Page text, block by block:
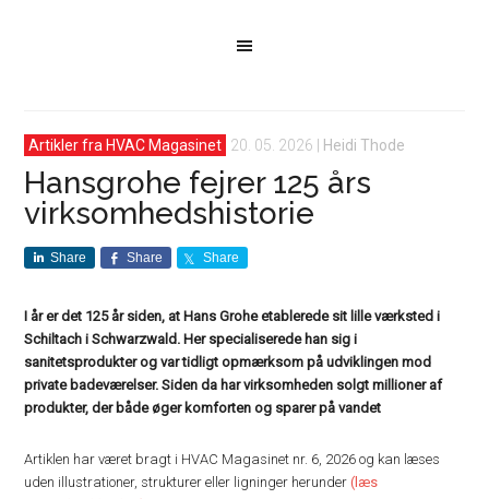
Artikler fra HVAC Magasinet 20. 05. 2026 Heidi Thode
Hansgrohe fejrer 125 års
virksomhedshistorie
Share Share Share
I år er det 125 år siden, at Hans Grohe etablerede sit lille værksted i
Schiltach i Schwarzwald. Her specialiserede han sig i
sanitetsprodukter og var tidligt opmærksom på udviklingen mod
private badeværelser. Siden da har virksomheden solgt millioner af
produkter, der både øger komforten og sparer på vandet
Artiklen har været bragt i HVAC Magasinet nr. 6, 2026 og kan læses
uden illustrationer, strukturer eller ligninger herunder(læs